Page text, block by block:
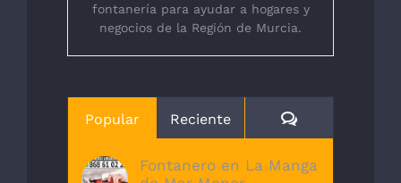
fontanería para ayudar a hogares y
negocios de la Región de Murcia.
Popular Reciente Comentarios
Fontanero en La Manga